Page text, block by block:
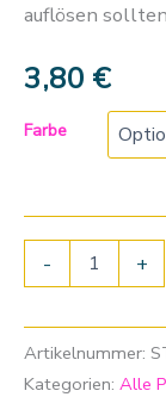
auflösen
3,80 €
Farbe
- +
Artikelnummer:
Kategorien: Alle